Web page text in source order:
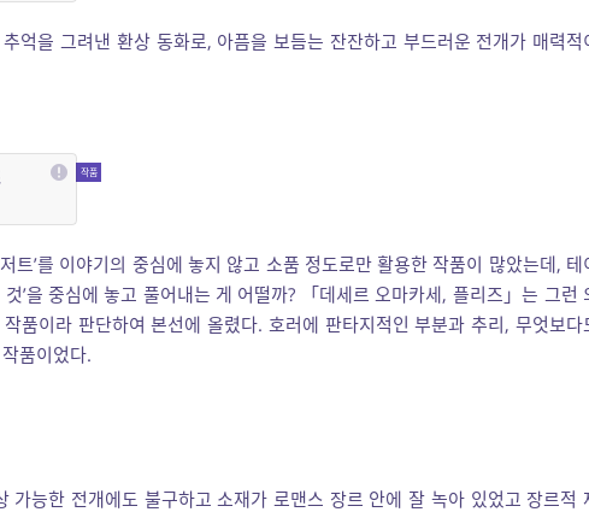
억을 그려낸 환상 동화로, 아픔을 보듬는 잔잔하고 부드러운 전개가 매력적
트’를 이야기의 중심에 놓지 않고 소품 정도로만 활용한 작품이 많았는데, 테
’을 중심에 놓고 풀어내는 게 어떨까? 「데세르 오마카세, 플리즈」는 그런
품이라 판단하여 본선에 올렸다. 호러에 판타지적인 부분과 추리, 무엇보다
품이었다.
가능한 전개에도 불구하고 소재가 로맨스 장르 안에 잘 녹아 있었고 장르적